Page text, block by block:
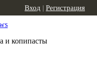
и копипасты
Вход | Регистрация